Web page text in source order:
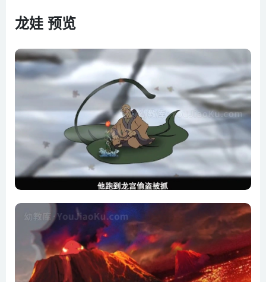
第07集 萨满引路
第09集 大兴安岭七星山
第10集 古井龙王
第11集 地下森林
第12集 黑龙转世
第13集 北极村
第14集 踏上征途
第15集 龟仙离海
第16集 鄂伦春族
第17集 参丫相助
第18集 蟒蛇大战
第19集 初显龙威
第20集 龟蟾斗智
第21集 赫哲圣地
龙娃 预览